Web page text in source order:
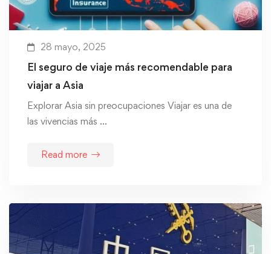
28 mayo, 2025
El seguro de viaje más recomendable para
viajar a Asia
Explorar Asia sin preocupaciones Viajar es una de
las vivencias más …
Read more